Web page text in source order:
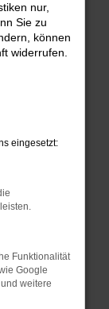
deine
nur,
Sie zu
können
widerrufen.
eingesetzt:
Funktionalität
Google
weitere